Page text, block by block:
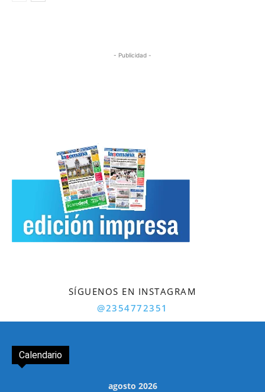
- Publicidad -
SÍGUENOS EN INSTAGRAM
@2354772351
Calendario
agosto 2026